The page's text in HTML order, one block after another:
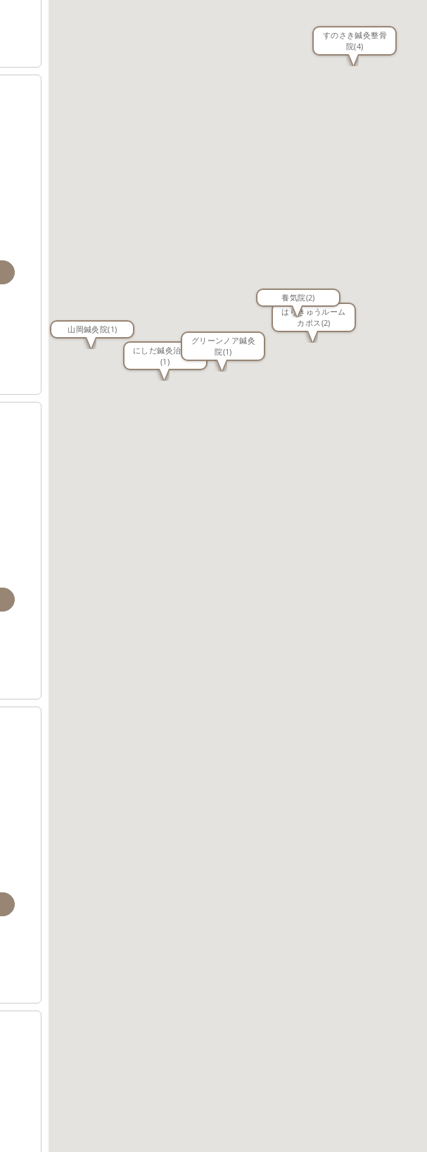
山岡鍼灸院(1)
すのさき鍼灸整骨
院(4)
はりきゅうルーム
カポス(2)
にしだ鍼灸治療院
(1)
グリーンノア鍼灸
院(1)
養気院(2)